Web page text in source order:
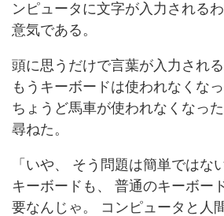
ンピュータに文字が入力される
意気である。
頭に思うだけで言葉が入力され
もうキーボードは使われなくな
ちょうど馬車が使われなくなっ
尋ねた。
「いや、 そう問題は簡単ではな
キーボードも、 普通のキーボー
要なんじゃ。 コンピュータと人